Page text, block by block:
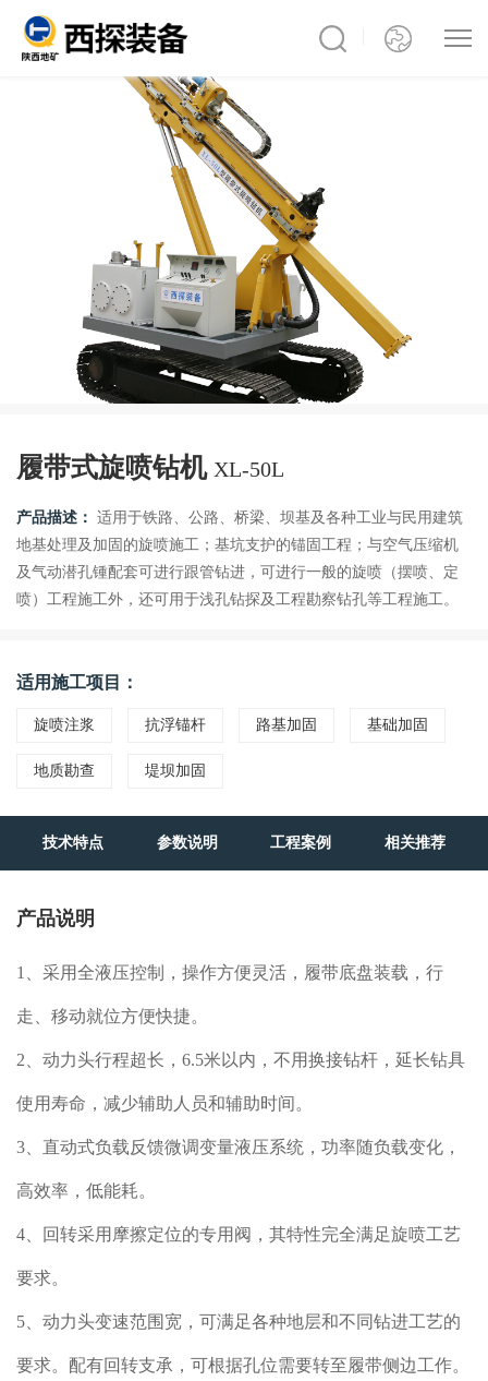
履带式旋喷钻机 XL-50L
产品描述： 适用于铁路、公路、桥梁、坝基及各种工业与民用建筑
地基处理及加固的旋喷施工；基坑支护的锚固工程；与空气压缩机
及气动潜孔锺配套可进行跟管钻进，可进行一般的旋喷（摆喷、定
喷）工程施工外，还可用于浅孔钻探及工程勘察钻孔等工程施工。
适用施工项目：
旋喷注浆 抗浮锚杆 路基加固 基础加固
地质勘查 堤坝加固
技术特点 参数说明 工程案例 相关推荐
产品说明
1、采用全液压控制，操作方便灵活，履带底盘装载，行
走、移动就位方便快捷。
2、动力头行程超长，6.5米以内，不用换接钻杆，延长钻具
使用寿命，减少辅助人员和辅助时间。
3、直动式负载反馈微调变量液压系统，功率随负载变化，
高效率，低能耗。
4、回转采用摩擦定位的专用阀，其特性完全满足旋喷工艺
要求。
5、动力头变速范围宽，可满足各种地层和不同钻进工艺的
要求。配有回转支承，可根据孔位需要转至履带侧边工作。